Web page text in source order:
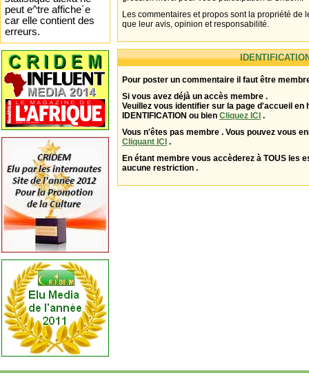
Les commentaires et propos sont la propriété de
que leur avis, opinion et responsabilité.
Pour poster un commentaire il faut être
Si vous avez déjà un accès membre .
Veuillez vous identifier sur la page d'accueil en
IDENTIFICATION ou bien Cliquez ICI .
Vous n'êtes pas membre . Vous pouvez vous
Cliquant ICI .
En étant membre vous accèderez à TOUS les
aucune restriction .